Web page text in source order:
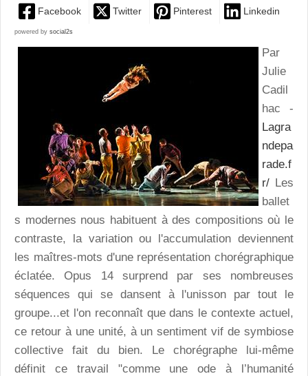
Facebook Twitter Pinterest Linkedin
powered by social2s
Par
Julie
Cadil
hac -
Lagra
ndepa
rade.f
r/ Les
ballet
s modernes nous habituent à des compositions où le
contraste, la variation ou l'accumulation deviennent
les maîtres-mots d'une représentation chorégraphique
éclatée. Opus 14 surprend par ses nombreuses
séquences qui se dansent à l'unisson par tout le
groupe...et l'on reconnaît que dans le contexte actuel,
ce retour à une unité, à un sentiment vif de symbiose
collective fait du bien. Le chorégraphe lui-même
définit ce travail "comme une ode à l’humanité